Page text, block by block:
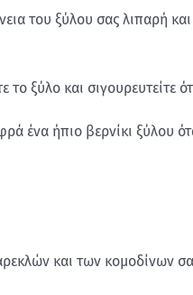
του ξύλου σας λιπαρή
ξύλο και σιγουρευτείτε
ένα ήπιο βερνίκι ξύλου
και των κομοδίνων